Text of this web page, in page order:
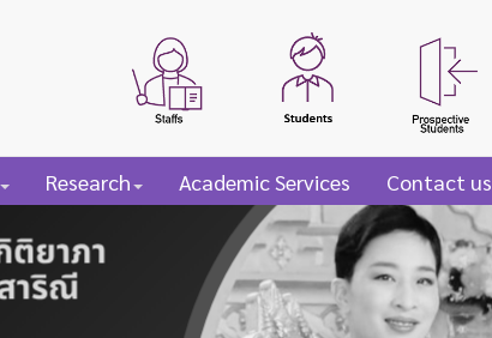
Research Academic Services Contact us